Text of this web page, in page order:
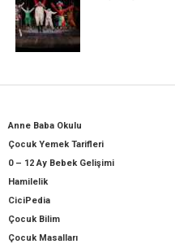
Anne Baba Okulu
Çocuk Yemek Tarifleri
0 – 12 Ay Bebek Gelişimi
Hamilelik
CiciPedia
Çocuk Bilim
Çocuk Masalları